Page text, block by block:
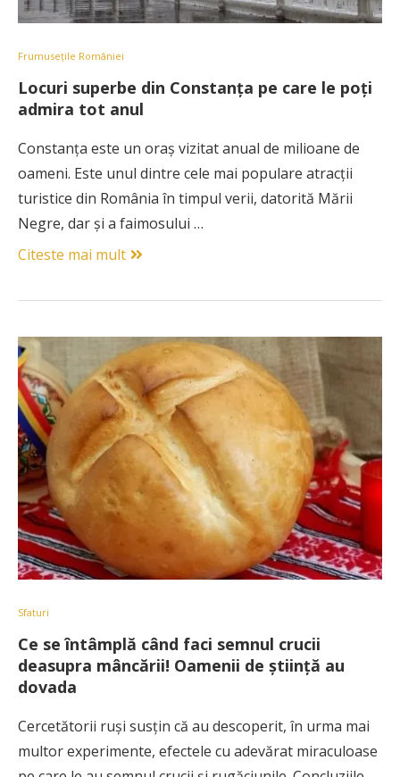
Frumusețile României
Locuri superbe din Constanța pe care le poți
admira tot anul
Constanța este un oraș vizitat anual de milioane de
oameni. Este unul dintre cele mai populare atracții
turistice din România în timpul verii, datorită Mării
Negre, dar și a faimosului …
Citeste mai mult
Sfaturi
Ce se întâmplă când faci semnul crucii
deasupra mâncării! Oamenii de știință au
dovada
Cercetătorii ruși susțin că au descoperit, în urma mai
multor experimente, efectele cu adevărat miraculoase